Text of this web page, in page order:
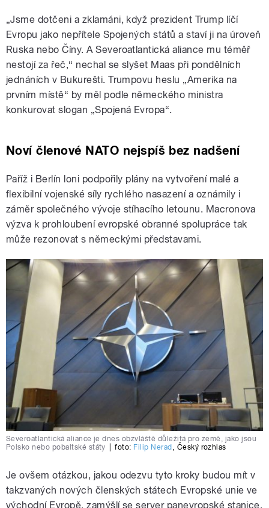
„Jsme dotčeni a zklamáni, když prezident Trump líčí
Evropu jako nepřítele Spojených států a staví ji na úroveň
Ruska nebo Číny. A Severoatlantická aliance mu téměř
nestojí za řeč,“ nechal se slyšet Maas při pondělních
jednáních v Bukurešti. Trumpovu heslu „Amerika na
prvním místě“ by měl podle německého ministra
konkurovat slogan „Spojená Evropa“.
Noví členové NATO nejspíš bez nadšení
Paříž i Berlín loni podpořily plány na vytvoření malé a
flexibilní vojenské síly rychlého nasazení a oznámily i
záměr společného vývoje stíhacího letounu. Macronova
výzva k prohloubení evropské obranné spolupráce tak
může rezonovat s německými představami.
Severoatlantická aliance je dnes obzvláště důležitá pro země, jako jsou
Polsko nebo pobaltské státy
foto: Filip Nerad Český rozhlas
Je ovšem otázkou, jakou odezvu tyto kroky budou mít v
takzvaných nových členských státech Evropské unie ve
východní Evropě, zamýšlí se server panevropské stanice.